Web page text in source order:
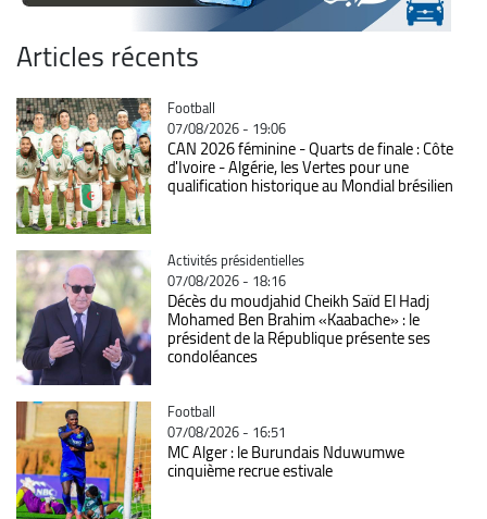
Articles récents
Catégorie
Football
07/08/2026 - 19:06
CAN 2026 féminine - Quarts de finale : Côte
d'Ivoire - Algérie, les Vertes pour une
qualification historique au Mondial brésilien
Catégorie
Activités présidentielles
07/08/2026 - 18:16
Décès du moudjahid Cheikh Saïd El Hadj
Mohamed Ben Brahim «Kaabache» : le
président de la République présente ses
condoléances
Catégorie
Football
07/08/2026 - 16:51
MC Alger : le Burundais Nduwumwe
cinquième recrue estivale